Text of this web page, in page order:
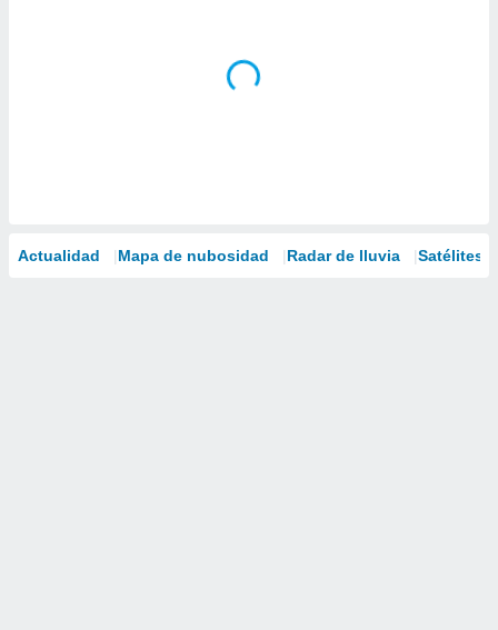
Actualidad Mapa de nubosidad Radar de lluvia Satélites